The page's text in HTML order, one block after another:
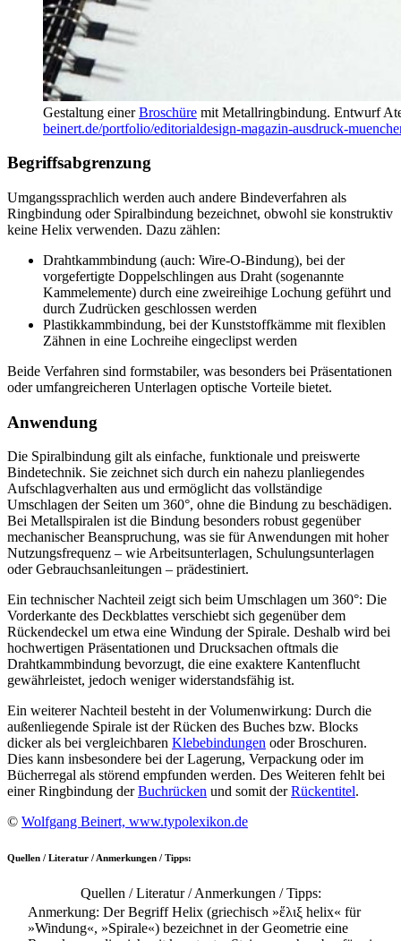
Gestaltung einerBroschüre mit Metallringbindung. Entwurf
beinert.de/portfolio/editorialdesign-magazin-ausdruck-
Begriffsabgrenzung
Umgangssprachlich werden auch andere Bindeverfahren als
Ringbindung oder Spiralbindung bezeichnet, obwohl sie konstruktiv
keine Helix verwenden. Dazu zählen:
Drahtkammbindung (auch: Wire-O-Bindung), bei der
vorgefertigte Doppelschlingen aus Draht (sogenannte
Kammelemente) durch eine zweireihige Lochung geführt und
durch Zudrücken geschlossen werden
Plastikkammbindung, bei der Kunststoffkämme mit flexiblen
Zähnen in eine Lochreihe eingeclipst werden
Beide Verfahren sind formstabiler, was besonders bei Präsentationen
oder umfangreicheren Unterlagen optische Vorteile bietet.
Anwendung
Die Spiralbindung gilt als einfache, funktionale und preiswerte
Bindetechnik. Sie zeichnet sich durch ein nahezu planliegendes
Aufschlagverhalten aus und ermöglicht das vollständige
Umschlagen der Seiten um 360°, ohne die Bindung zu beschädigen.
Bei Metallspiralen ist die Bindung besonders robust gegenüber
mechanischer Beanspruchung, was sie für Anwendungen mit hoher
Nutzungsfrequenz – wie Arbeitsunterlagen, Schulungsunterlagen
oder Gebrauchsanleitungen – prädestiniert.
Ein technischer Nachteil zeigt sich beim Umschlagen um 360°: Die
Vorderkante des Deckblattes verschiebt sich gegenüber dem
Rückendeckel um etwa eine Windung der Spirale. Deshalb wird bei
hochwertigen Präsentationen und Drucksachen oftmals die
Drahtkammbindung bevorzugt, die eine exaktere Kantenflucht
gewährleistet, jedoch weniger widerstandsfähig ist.
Ein weiterer Nachteil besteht in der Volumenwirkung: Durch die
außenliegende Spirale ist der Rücken des Buches bzw. Blocks
dicker als bei vergleichbaren Klebebindungen oder Broschuren.
Dies kann insbesondere bei der Lagerung, Verpackung oder im
Bücherregal als störend empfunden werden. Des Weiteren fehlt bei
einer Ringbindung derBuchrücken und somit derRückentitel.
© Wolfgang Beinert, www.typolexikon.de
Quellen / Literatur / Anmerkungen / Tipps:
Quellen / Literatur / Anmerkungen / Tipps:
Anmerkung: Der Begriff Helix (griechisch »ἕλιξ helix« für
»Windung«, »Spirale«) bezeichnet in der Geometrie eine